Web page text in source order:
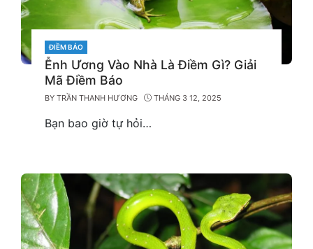
CATEGORIES
ĐIỀM BÁO
Ễnh Ương Vào Nhà Là Điềm Gì? Giải
Mã Điềm Báo
BYTRẦN THANH HƯƠNG THÁNG 3 12, 2025
Bạn bao giờ tự hỏi…